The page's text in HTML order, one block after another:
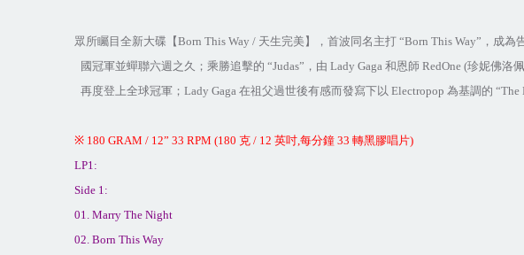
眾所矚目全新大碟【Born This Way / 天生完美】，首波同名主打 “Born This Way” ，成為
國冠軍並蟬聯六週之久；乘勝追擊的 “Judas” ，由 Lady Gaga 和恩師 RedOne (珍妮佛洛
再度登上全球冠軍； Lady Gaga 在祖父過世後有感而發寫下以 Electropop 為基調的 “The
※ 180 GRAM / 12” 33 RPM (180 克 / 12 英吋,每分鐘 33 轉黑膠唱片)
LP1:
Side 1:
01. Marry The Night
02. Born This Way